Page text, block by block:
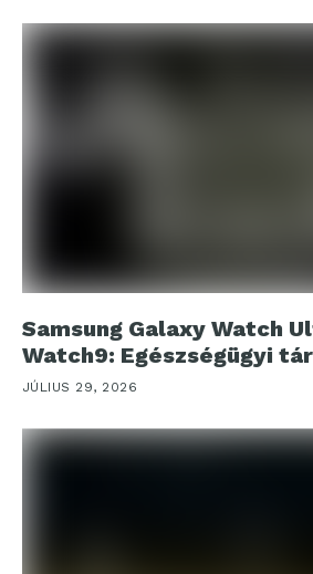
Samsung Galaxy Watch
Watch9: Egészségügyi
JÚLIUS 29, 2026